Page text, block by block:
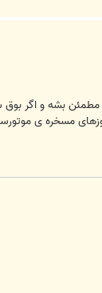
بشه و اگر